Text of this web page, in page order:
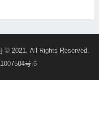
© 2021. All Rights Reserved.
号-6